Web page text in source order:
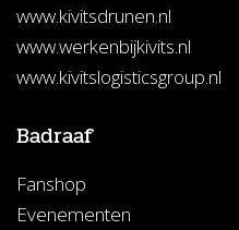
www.kivitsdrunen.nl
www.werkenbijkivits.nl
www.kivitslogisticsgroup.nl
Badraaf
Fanshop
Evenementen